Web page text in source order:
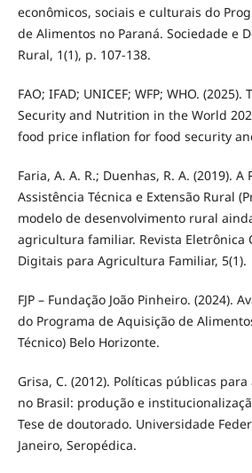
econômicos, sociais e culturais do
de Alimentos no Paraná. Sociedade e
Rural, 1(1), p. 107-138.
FAO; IFAD; UNICEF; WFP; WHO. (2025).
Security and Nutrition in the World
food price inflation for food security
Faria, A. A. R.; Duenhas, R. A. (2019).
Assistência Técnica e Extensão Rural
modelo de desenvolvimento rural
agricultura familiar. Revista Eletrônica
Digitais para Agricultura Familiar, 5(1).
FJP – Fundação João Pinheiro. (2024).
do Programa de Aquisição de
Técnico) Belo Horizonte.
Grisa, C. (2012). Políticas públicas
no Brasil: produção e
Tese de doutorado. Universidade
Janeiro, Seropédica.